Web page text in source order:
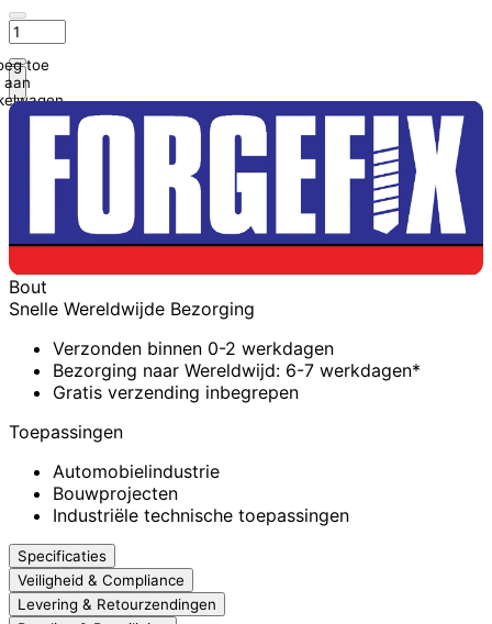
toe
aan
Bout
Snelle Wereldwijde Bezorging
Verzonden binnen 0-2 werkdagen
Bezorging naar Wereldwijd: 6-7 werkdagen*
Gratis verzending inbegrepen
Toepassingen
Automobielindustrie
Bouwprojecten
Industriële technische toepassingen
Specificaties
Veiligheid & Compliance
Levering & Retourzendingen